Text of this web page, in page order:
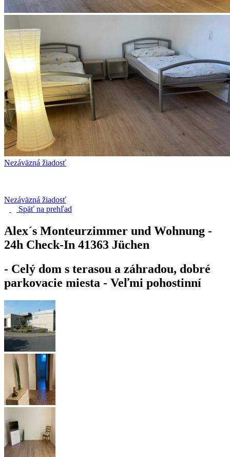
Nezáväzná žiadosť
Nezáväzná žiadosť
Späť na prehľad
Alex´s Monteurzimmer und Wohnung -
24h Check-In 41363 Jüchen
- Celý dom s terasou a záhradou, dobré
parkovacie miesta - Veľmi pohostinní